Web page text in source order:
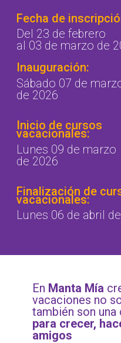
Fecha de
Del 23 de febrero
al 03 de marzo de
Inauguración:
Sábado 07 de
de 2026
Inicio de cursos
vacacionales:
Lunes 09 de marzo
de 2026
Finalización de
vacacionales:
Lunes 06 de abril
En Manta Mía
vacaciones no
también son una
para crecer,
amigos